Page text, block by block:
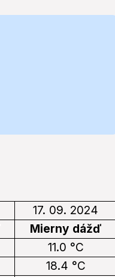
17. 09. 2024
Mierny dážď
11.0 °C
18.4 °C